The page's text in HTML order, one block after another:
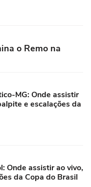
o Remo na
MG: Onde assistir
e escalações da
Onde assistir ao vivo,
da Copa do Brasil